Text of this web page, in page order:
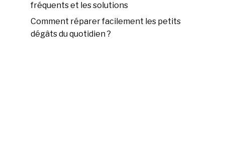
fréquents et les solutions
Comment réparer facilement les petits
dégâts du quotidien ?